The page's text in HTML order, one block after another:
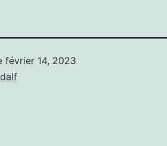
février 14, 2023